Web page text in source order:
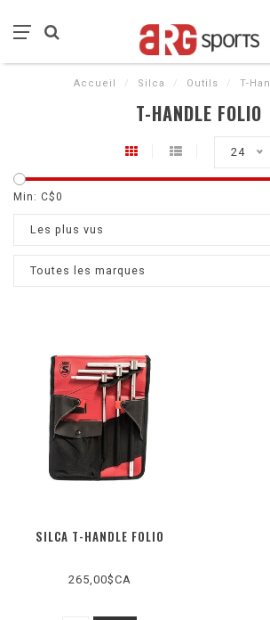
Accueil / Silca / Outils / T-
T-HANDLE FOLIO
24
Min: C$0
Les plus vus
Toutes les marques
SILCA T-HANDLE FOLIO
265,00$CA